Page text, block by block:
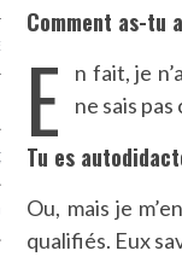
EN VOD
Comment as-tu
E
n fait, je
ne sais pas
Tu es
Ou, mais je
qualifiés. Eux